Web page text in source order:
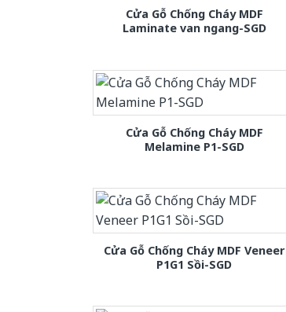
Cửa Gỗ Chống Cháy MDF
Laminate van ngang-SGD
Cửa Gỗ Chống Cháy MDF
Melamine P1-SGD
Cửa Gỗ Chống Cháy MDF Veneer
P1G1 Sồi-SGD